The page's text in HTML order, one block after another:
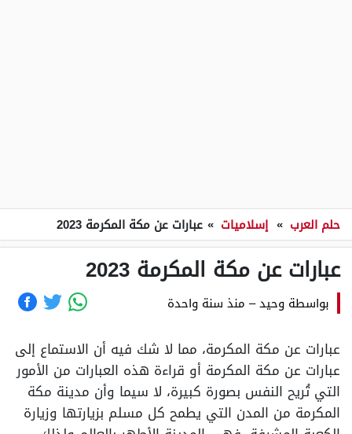
حلم العرب » إسلاميات » عبارات عن مكة المكرمة 2023
عبارات عن مكة المكرمة 2023
بواسطة وحيد– منذ سنة واحدة
عبارات عن مكة المكرمة، مما لا شك فيه أن الاستماع إلى
عبارات عن مكة المكرمة أو قراءة هذه العبارات من الأمور
التي تُريح النفس بصورة كبيرة، لا سيما وأن مدينة مكة
المكرمة من المدن التي يطمح كل مسلم بزيارتها وزيارة